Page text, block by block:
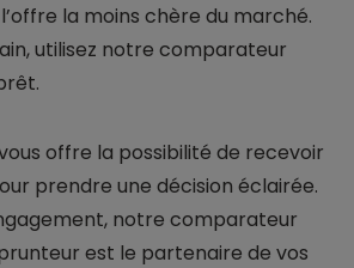
la moins chère du marché.
utilisez notre comparateur
offre la possibilité de recevoir
prendre une décision éclairée.
notre comparateur
est le partenaire de vos